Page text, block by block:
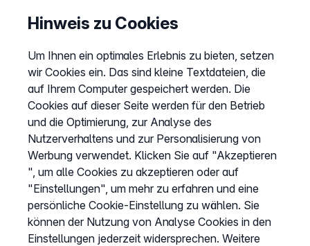
Kündigung
Kundenportal Login
Vertrag widerrufen
Easybell-App
Anleitung
Hinweis zu Cookies
Um Ihnen ein optimales Erlebnis zu bieten, setzen
wir Cookies ein. Das sind kleine Textdateien, die
auf Ihrem Computer gespeichert werden. Die
Cookies auf dieser Seite werden für den Betrieb
und die Optimierung, zur Analyse des
Nutzerverhaltens und zur Personalisierung von
Werbung verwendet. Klicken Sie auf "Akzeptieren
", um alle Cookies zu akzeptieren oder auf
"Einstellungen", um mehr zu erfahren und eine
persönliche Cookie-Einstellung zu wählen. Sie
können der Nutzung von Analyse Cookies in den
Einstellungen jederzeit widersprechen. Weitere